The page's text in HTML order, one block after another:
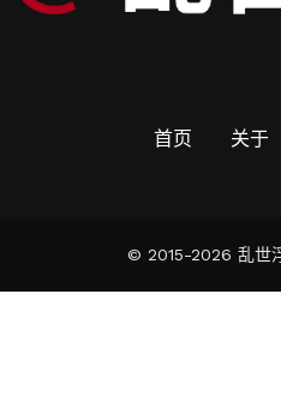
首页 关于
© 2015-2026 乱世